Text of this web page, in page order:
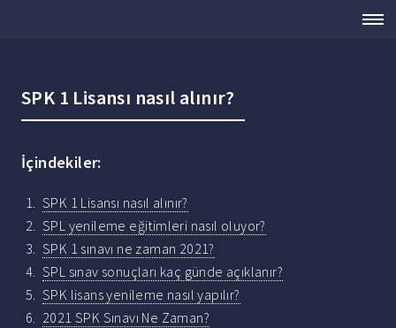
SPK 1 Lisansı nasıl alınır?
İçindekiler:
SPK 1 Lisansı nasıl alınır?
SPL yenileme eğitimleri nasıl oluyor?
SPK 1 sınavı ne zaman 2021?
SPL sınav sonuçları kaç günde açıklanır?
SPK lisans yenileme nasıl yapılır?
2021 SPK Sınavı Ne Zaman?